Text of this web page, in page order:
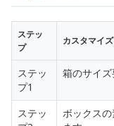
ステッ
プ
カスタマイ
ステッ
プ1
箱のサイ
ステッ
ボックス